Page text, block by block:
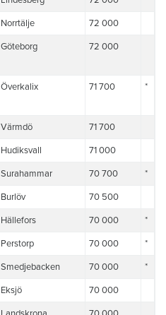
Norrtälje 72 000
Göteborg 72 000
Överkalix 71 700 *
Värmdö 71 700
Hudiksvall 71 000
Surahammar 70 700 *
Burlöv 70 500
Hällefors 70 000 *
Perstorp 70 000 *
Smedjebacken 70 000 *
Eksjö 70 000